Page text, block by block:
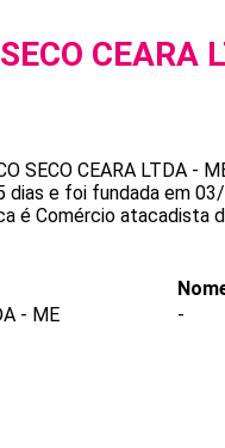
CEARA
SECO CEARA LTDA -
dias e foi fundada em
é Comércio atacadista
- ME
-